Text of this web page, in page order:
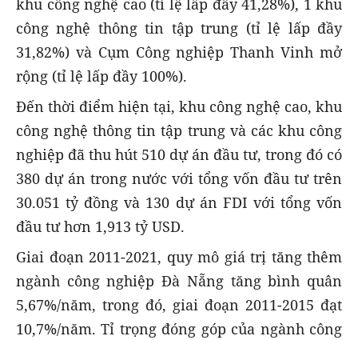
khu công nghệ cao (tỉ lệ lấp đầy 41,28%), 1 khu
công nghệ thông tin tập trung (tỉ lệ lấp đầy
31,82%) và Cụm Công nghiệp Thanh Vinh mở
rộng (tỉ lệ lấp đầy 100%).
Đến thời điểm hiện tại, khu công nghệ cao, khu
công nghệ thông tin tập trung và các khu công
nghiệp đã thu hút 510 dự án đầu tư, trong đó có
380 dự án trong nước với tổng vốn đầu tư trên
30.051 tỷ đồng và 130 dự án FDI với tổng vốn
đầu tư hơn 1,913 tỷ USD.
Giai đoạn 2011-2021, quy mô giá trị tăng thêm
ngành công nghiệp Đà Nẵng tăng bình quân
5,67%/năm, trong đó, giai đoạn 2011-2015 đạt
10,7%/năm. Tỉ trọng đóng góp của ngành công